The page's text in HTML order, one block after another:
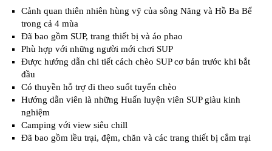
Cảnh quan thiên nhiên hùng vỹ của sông Năng và Hồ Ba Bể
trong cả 4 mùa
Đã bao gồm SUP, trang thiết bị và áo phao
Phù hợp với những người mới chơi SUP
Được hướng dẫn chi tiết cách chèo SUP cơ bản trước khi bắt
đầu
Có thuyền hỗ trợ đi theo suốt tuyến chèo
Hướng dẫn viên là những Huấn luyện viên SUP giàu kinh
nghiệm
Camping với view siêu chill
Đã bao gồm lều trại, đệm, chăn và các trang thiết bị cắm trại